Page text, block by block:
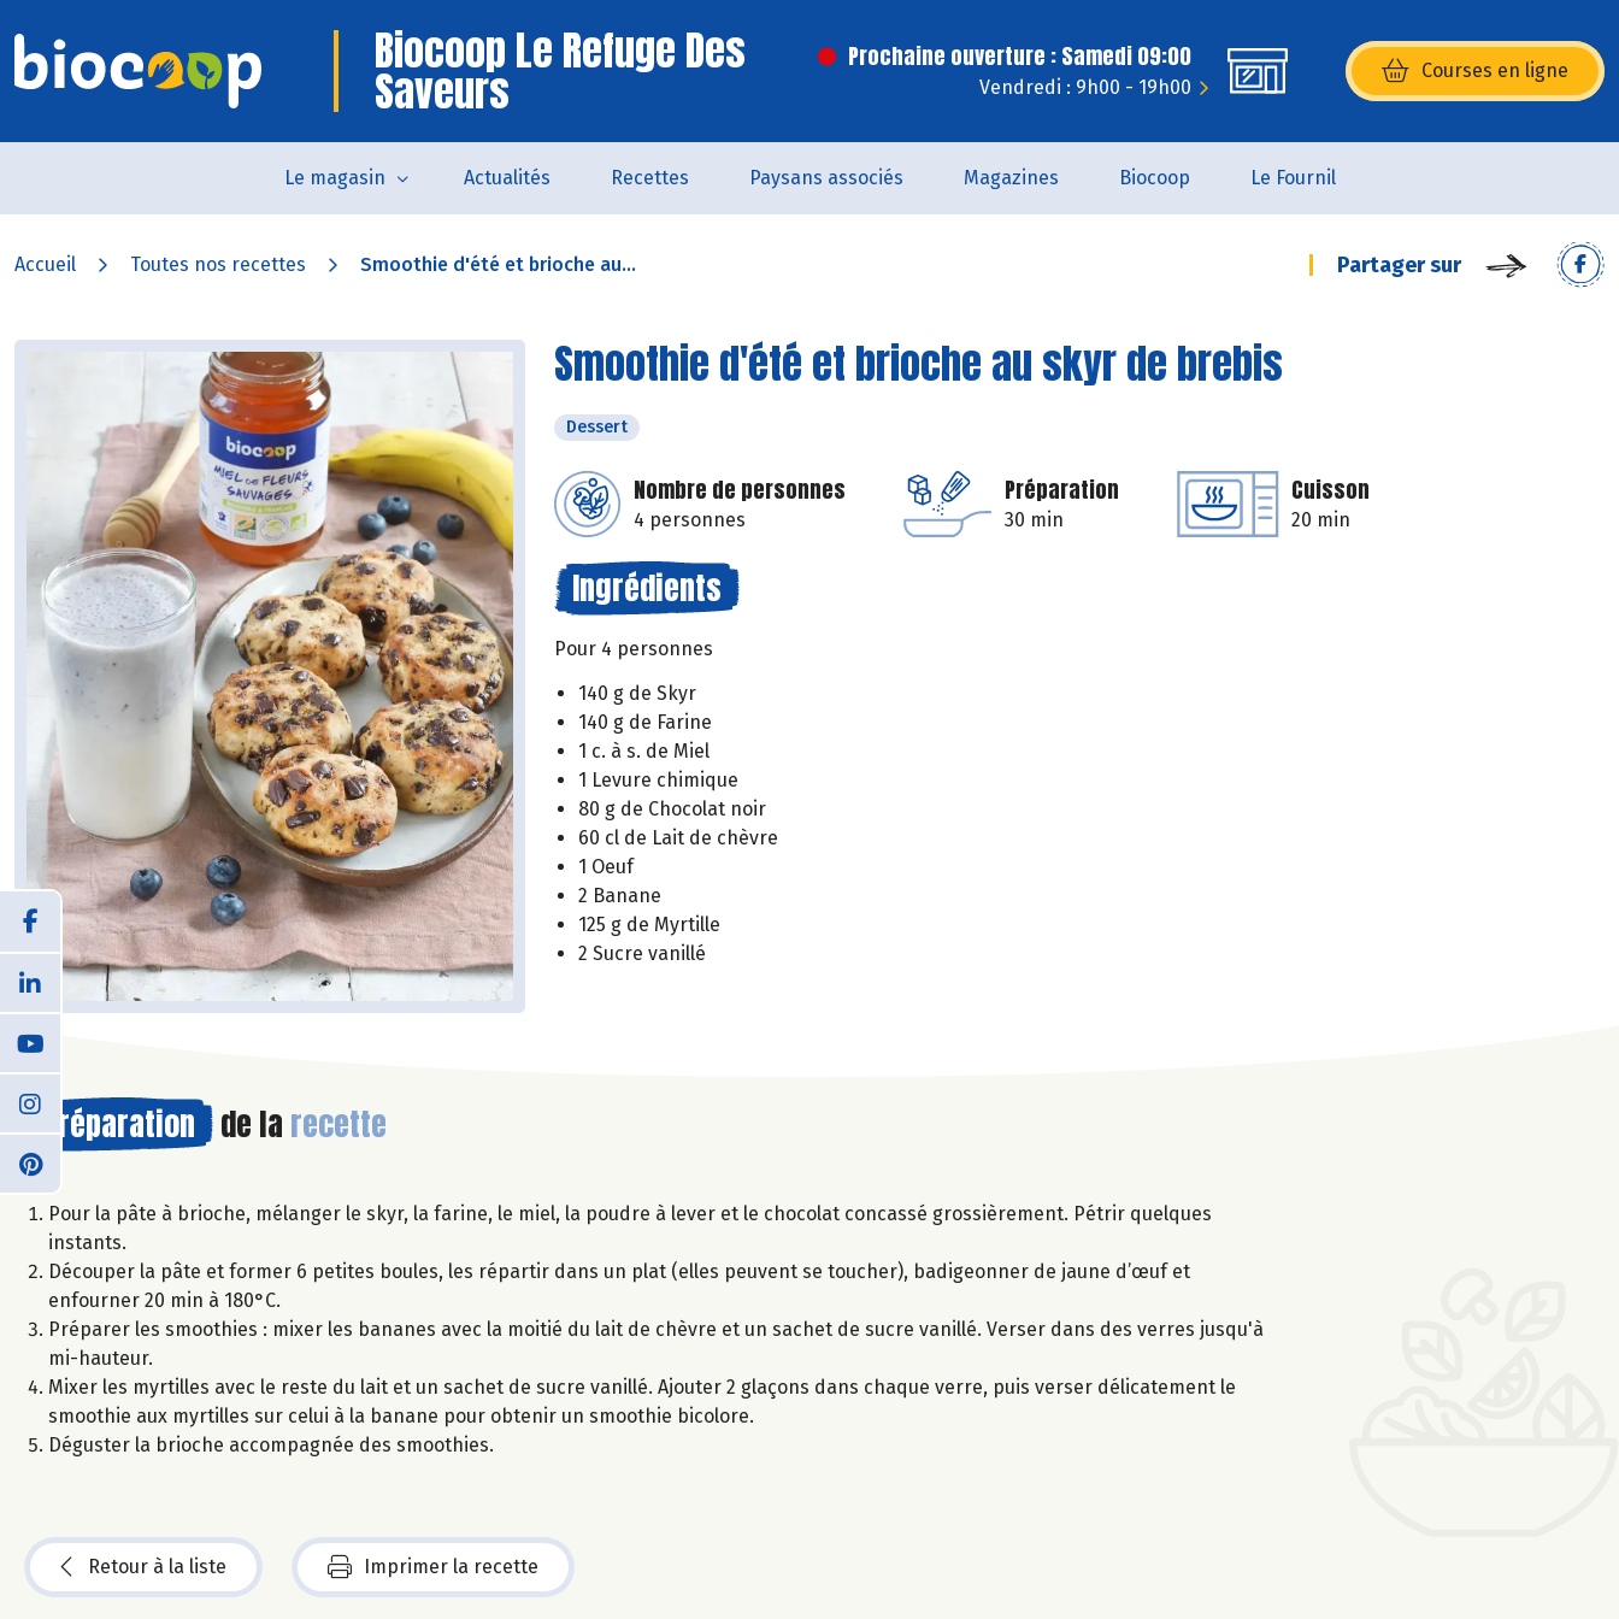
Biocoop Le Refuge Des
Saveurs
Prochaine ouverture : Samedi 09:00
Vendredi : 9h00 - 19h00
Courses en ligne
(s’ouvre dans une nouvelle
Le magasin Actualités Recettes Paysans associés Magazines Biocoop Le Fournil
Accueil Toutes nos recettes Smoothie d'été et brioche au... Partager sur
Smoothie d'été et brioche au skyr de brebis
Dessert
Nombre de personnes
4 personnes
Préparation
30 min
Cuisson
20 min
Ingrédients
Pour 4 personnes
140 g de Skyr
140 g de Farine
1 c. à s. de Miel
1 Levure chimique
80 g de Chocolat noir
60 cl de Lait de chèvre
1 Oeuf
2 Banane
125 g de Myrtille
2 Sucre vanillé
Préparation de la recette
Pour la pâte à brioche, mélanger le skyr, la farine, le miel, la poudre à lever et le chocolat concassé grossièrement. Pétrir quelques
instants.
Découper la pâte et former 6 petites boules, les répartir dans un plat (elles peuvent se toucher), badigeonner de jaune d’œuf et
enfourner 20 min à 180°C.
Préparer les smoothies : mixer les bananes avec la moitié du lait de chèvre et un sachet de sucre vanillé. Verser dans des verres jusqu'à
mi-hauteur.
Mixer les myrtilles avec le reste du lait et un sachet de sucre vanillé. Ajouter 2 glaçons dans chaque verre, puis verser délicatement le
smoothie aux myrtilles sur celui à la banane pour obtenir un smoothie bicolore.
Déguster la brioche accompagnée des smoothies.
Retour à la liste Imprimer la recette